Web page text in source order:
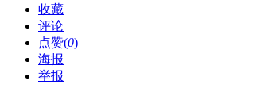
收藏
评论
点赞(0)
海报
举报